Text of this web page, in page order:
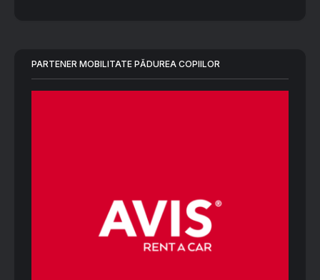
PARTENER MOBILITATE PĂDUREA COPIILOR